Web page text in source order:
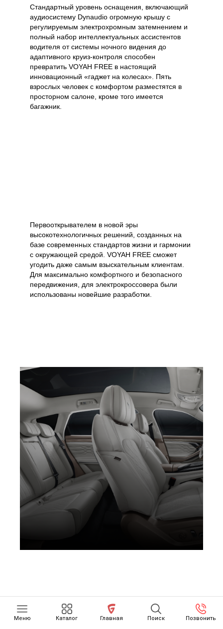
Меню Каталог Главная Поиск Позвонить
Стандартный уровень оснащения, включающий
аудиосистему Dynaudio огромную крышу с
регулируемым электрохромным затемнением и
полный набор интеллектуальных ассистентов
водителя от системы ночного видения до
адаптивного круиз-контроля способен
превратить VOYAH FREE в настоящий
инновационный «гаджет на колесах». Пять
взрослых человек с комфортом разместятся в
просторном салоне, кроме того имеется
багажник.
Первооткрывателем в новой эры
высокотехнологичных решений, созданных на
базе современных стандартов жизни и гармонии
с окружающей средой. VOYAH FREE сможет
угодить даже самым взыскательным клиентам.
Для максимально комфортного и безопасного
передвижения, для электрокроссовера были
использованы новейшие разработки.